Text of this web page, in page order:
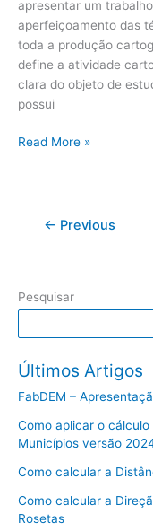
apresentar um
aperfeiçoamento das
toda a produção
define a atividade
clara do objeto de
possui
Read More »
← Previous
Pesquisar
Últimos Artigos
FabDEM –
Como aplicar o cálculo
Municípios versão
Como calcular a
Como calcular a
Rosetas